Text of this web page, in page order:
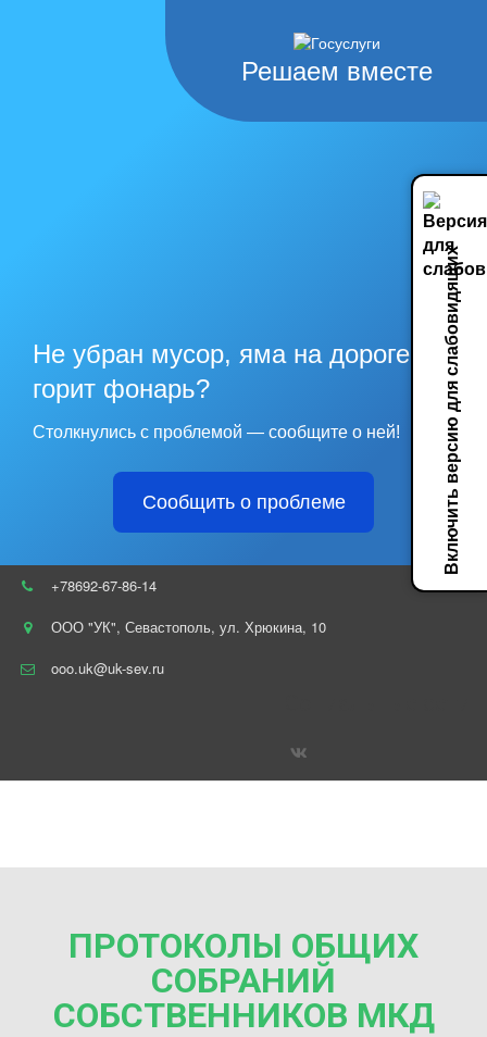
Решаем вместе
Не убран мусор, яма на дороге, не
горит фонарь?
Столкнулись с проблемой — сообщите о ней!
Сообщить о проблеме Включить версию для слабовидящих
+78692-67-86-14
ООО "УК", Севастополь, ул. Хрюкина, 10
ooo.uk@uk-sev.ru
ПРОТОКОЛЫ ОБЩИХ
СОБРАНИЙ
СОБСТВЕННИКОВ МКД